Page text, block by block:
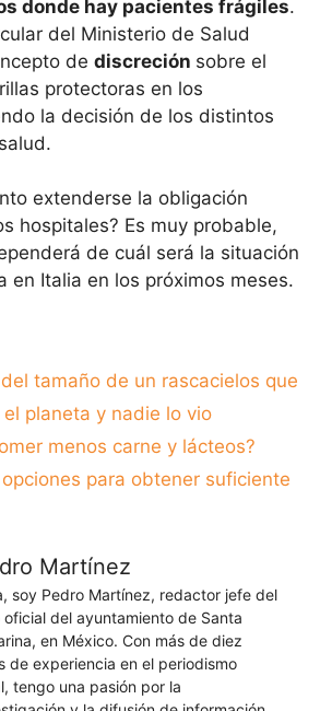
donde hay pacientes frágiles.
del Ministerio de Salud
de discreción sobre el
protectoras en los
la decisión de los distintos
extenderse la obligación
hospitales? Es muy probable,
de cuál será la situación
en Italia en los próximos meses.
tamaño de un rascacielos que
planeta y nadie lo vio
menos carne y lácteos?
para obtener suficiente
Martínez
soy Pedro Martínez, redactor jefe del
oficial del ayuntamiento de Santa
en México. Con más de diez
de experiencia en el periodismo
tengo una pasión por la